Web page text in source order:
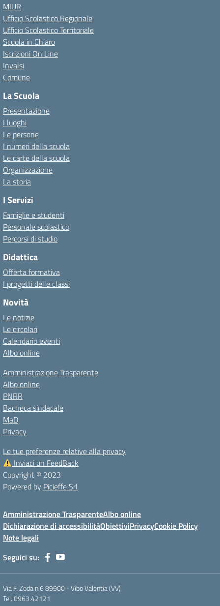
MIUR
Ufficio Scolastico Regionale
Ufficio Scolastico Territoriale
Scuola in Chiaro
Iscrizioni On Line
Invalsi
Comune
La Scuola
Presentazione
I luoghi
Le persone
I numeri della scuola
Le carte della scuola
Organizzazione
La storia
I Servizi
Famiglie e studenti
Personale scolastico
Percorsi di studio
Didattica
Offerta formativa
I progetti delle classi
Novità
Le notizie
Le circolari
Calendario eventi
Albo online
Amministrazione Trasparente
Albo online
PNRR
Bacheca sindacale
MaD
Privacy
Le tue preferenze relative alla privacy
Inviaci un FeedBack
Copyright © 2023
Powered by Picieffe Srl
Amministrazione TrasparenteAlbo online
Dichiarazione di accessibilitàObiettiviPrivacyCookie Policy
Note legali
Seguici su:
Via F. Zoda n.6 89900 - Vibo Valentia (VV)
Tel. 0963.42121